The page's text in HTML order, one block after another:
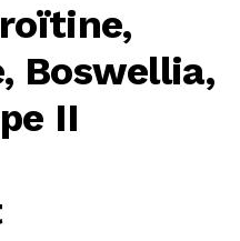
Boswellia,
II